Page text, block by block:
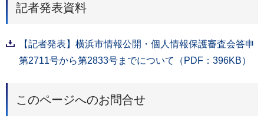
記者発表資料
【記者発表】横浜市情報公開・個人情報保護審査会答申
第2711号から第2833号までについて（PDF：396KB）
このページへのお問合せ